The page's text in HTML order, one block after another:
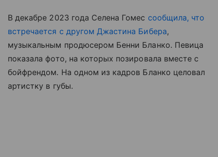
В декабре 2023 года Селена Гомес сообщила, что
встречается с другом Джастина Бибера,
музыкальным продюсером Бенни Бланко. Певица
показала фото, на которых позировала вместе с
бойфрендом. На одном из кадров Бланко целовал
артистку в губы.